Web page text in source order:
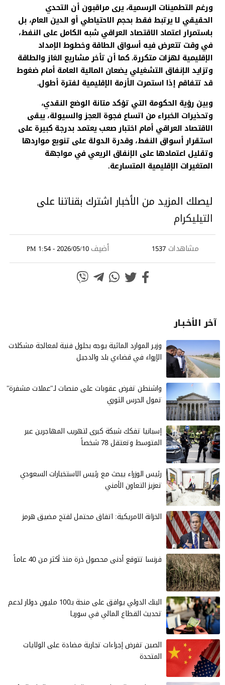
ورغم التطمينات الرسمية، يرى مراقبون أن التحدي
الحقيقي لا يرتبط فقط بحجم الاحتياطي أو الدين العام، بل
باستمرار اعتماد الاقتصاد العراقي شبه الكامل على النفط،
في وقت تتعرض فيه أسواق الطاقة وخطوط الإمداد
الإقليمية لهزات متكررة. كما أن تأخر مشاريع الغاز والطاقة
وتزايد الإنفاق التشغيلي يضعان المالية العامة أمام ضغوط
قد تتفاقم إذا استمرت الأزمة الإقليمية لفترة أطول.
وبين رؤية الحكومة التي تؤكد متانة الوضع النقدي،
وتحذيرات الخبراء من اتساع فجوة العجز والسيولة، يبقى
الاقتصاد العراقي أمام اختبار صعب يعتمد بدرجة كبيرة على
استقرار أسواق النفط، وقدرة الدولة على تنويع مواردها
وتقليل اعتمادها على الإنفاق الريعي في مواجهة
المتغيرات الإقليمية المتسارعة.
ليصلك المزيد من الأخبار اشترك بقناتنا على
التيليكرام
مشاهدات 1537 أضيف2026/05/10 - 1:54 PM
آخر الأخـبـار
وزير الموارد المائية يوجه بحلول فنية لمعالجة مشكلات
الإرواء في قضاءي بلد والدجيل
واشنطن تفرض عقوبات على منصات لـ"عملات مشفرة"
تمول الحرس الثوري
إسبانيا تفكك شبكة كبرى لتهريب المهاجرين عبر
المتوسط وتعتقل 78 شخصاً
رئيس الوزراء يبحث مع رئيس الاستخبارات السعودي
تعزيز التعاون الأمني
الخزانة الامريكية: اتفاق محتمل لفتح مضيق هرمز
فرنسا تتوقع أدنى محصول ذرة منذ أكثر من 40 عاماً
البنك الدولي يوافق على منحة بـ100 مليون دولار لدعم
تحديث القطاع المالي في سوريا
الصين تفرض إجراءات تجارية مضادة على الولايات
المتحدة